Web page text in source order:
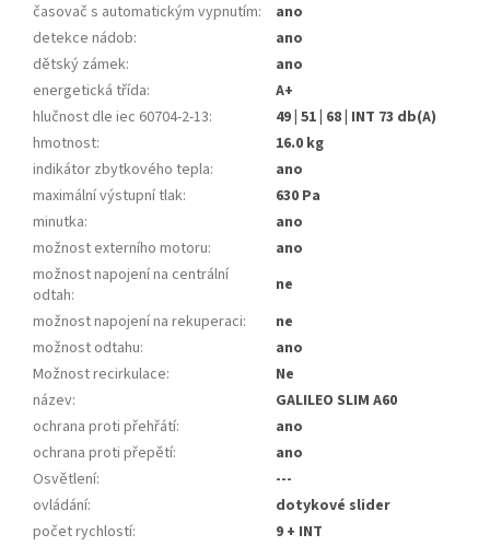
časovač s automatickým vypnutím:
ano
detekce nádob:
ano
dětský zámek:
ano
energetická třída:
A+
hlučnost dle iec 60704-2-13:
49 | 51 | 68 | INT 73 db(A)
hmotnost:
16.0 kg
indikátor zbytkového tepla:
ano
maximální výstupní tlak:
630 Pa
minutka:
ano
možnost externího motoru:
ano
možnost napojení na centrální
odtah:
ne
možnost napojení na rekuperaci:
ne
možnost odtahu:
ano
Možnost recirkulace:
Ne
název:
GALILEO SLIM A60
ochrana proti přehřátí:
ano
ochrana proti přepětí:
ano
Osvětlení:
---
ovládání:
dotykové slider
počet rychlostí:
9 + INT